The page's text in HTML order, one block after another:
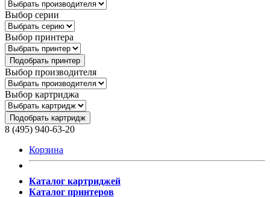
Выбор серии
Выбор принтера
Подобрать принтер
Выбор производителя
Выбор картриджа
Подобрать картридж
8 (495) 940-63-20
Корзина
Каталог картриджей
Каталог принтеров